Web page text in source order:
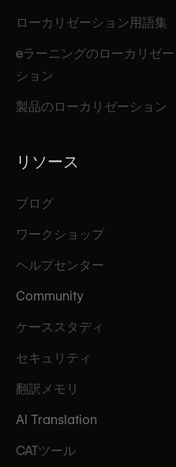
ローカリゼーション用語集
eラーニングのローカリゼー
ション
製品のローカリゼーション
リソース
ブログ
ワークショップ
ヘルプセンター
Community
ケーススタディ
セキュリティ
翻訳メモリ
AI Translation
CATツール